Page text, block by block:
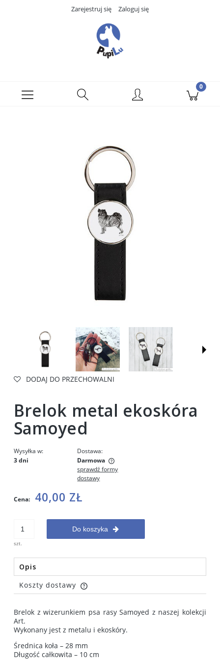
Zarejestruj się Zaloguj się
DODAJ DO PRZECHOWALNI
Brelok metal ekoskóra
Samoyed
Wysyłka w:
3 dni
Dostawa:
Darmowa
Cena nie zawiera ewentualnych kosztów płatności
sprawdź formy
dostawy
Cena: 40,00 ZŁ
szt.
Do koszyka
Opis
Koszty dostawy
Cena nie zawiera ewentualnych kosztów płatności
Brelok z wizerunkiem psa rasy Samoyed z naszej kolekcji
Art.
Wykonany jest z metalu i ekoskóry.
Średnica koła – 28 mm
Długość całkowita – 10 cm